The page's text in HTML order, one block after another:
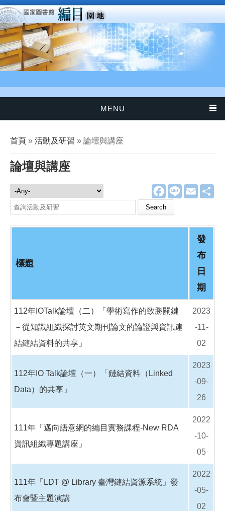
移至主內容
MENU
您在這裡
首頁 » 活動及研習 » 論壇與講座
論壇與講座
F
a
e
o
L
E
m
活動及研習
查詢活動及研習
標題
發
布
日
期
112年IOTalk論壇（二）「學術寫作的致勝關鍵
－從知識組織探討英文期刊論文的論證與資訊連
結鏈結資料的共享」
2023
-11-
02
112年IO Talk論壇（一）「鏈結資料（Linked
Data）的共享」
2023
-09-
26
111年「邁向語意網的編目實務課程-New RDA
資訊組織專題講座」
2022
-10-
05
111年「LDT @ Library 臺灣鏈結資源系統」發
布會暨主題演講
2022
-05-
02